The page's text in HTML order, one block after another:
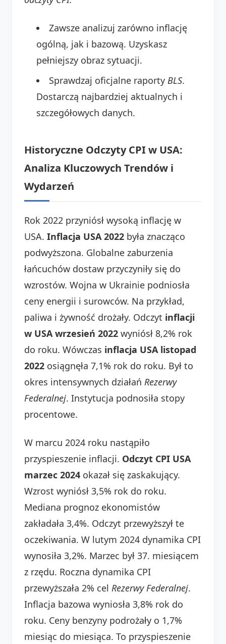
Zawsze analizuj zarówno inflację
ogólną, jak i bazową. Uzyskasz
pełniejszy obraz sytuacji.
Sprawdzaj oficjalne raporty BLS.
Dostarczą najbardziej aktualnych i
szczegółowych danych.
Historyczne Odczyty CPI w USA:
Analiza Kluczowych Trendów i
Wydarzeń
Rok 2022 przyniósł wysoką inflację w
USA. Inflacja USA 2022 była znacząco
podwyższona. Globalne zaburzenia
łańcuchów dostaw przyczyniły się do
wzrostów. Wojna w Ukrainie podniosła
ceny energii i surowców. Na przykład,
paliwa i żywność drożały. Odczyt inflacji
w USA wrzesień 2022 wyniósł 8,2% rok
do roku. Wówczas inflacja USA listopad
2022 osiągnęła 7,1% rok do roku. Był to
okres intensywnych działań Rezerwy
Federalnej. Instytucja podnosiła stopy
procentowe.
W marcu 2024 roku nastąpiło
przyspieszenie inflacji. Odczyt CPI USA
marzec 2024 okazał się zaskakujący.
Wzrost wyniósł 3,5% rok do roku.
Mediana prognoz ekonomistów
zakładała 3,4%. Odczyt przewyższył te
oczekiwania. W lutym 2024 dynamika CPI
wynosiła 3,2%. Marzec był 37. miesiącem
z rzędu. Roczna dynamika CPI
przewyższała 2% cel Rezerwy Federalnej.
Inflacja bazowa wyniosła 3,8% rok do
roku. Ceny benzyny podrożały o 1,7%
miesiąc do miesiąca. To przyspieszenie